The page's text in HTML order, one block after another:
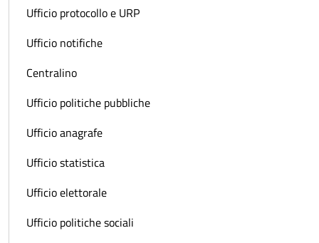
Ufficio protocollo e URP
Ufficio notifiche
Centralino
Ufficio politiche pubbliche
Ufficio anagrafe
Ufficio statistica
Ufficio elettorale
Ufficio politiche sociali